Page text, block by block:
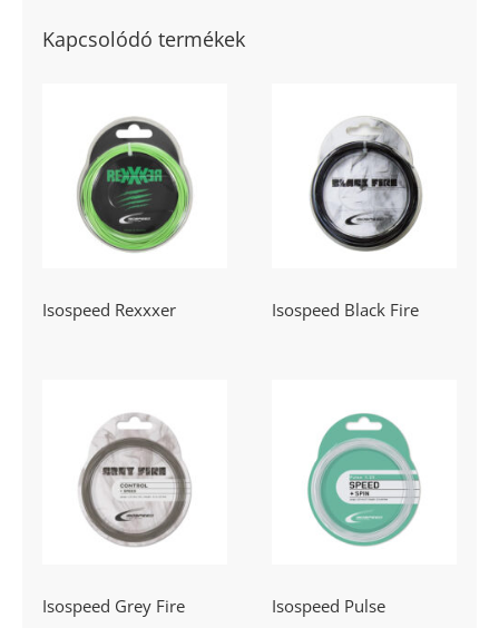
Kapcsolódó termékek
Isospeed
Rexxxer
Isospeed Rexxxer
Isospeed Black
Fire
Isospeed Black Fire
Isospeed Grey
Fire
Isospeed Grey Fire
Isospeed Pulse
Isospeed Pulse